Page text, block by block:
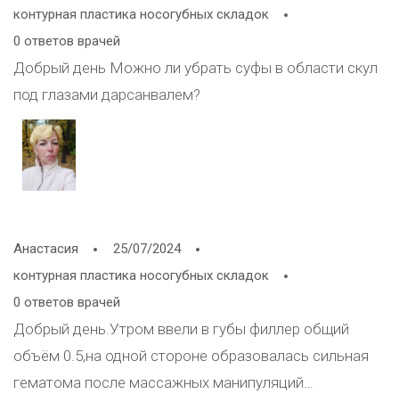
закрыт всё равно видно комок.
контурная пластика носогубных складок
0 ответов врачей
Добрый день Можно ли убрать суфы в области скул
под глазами дарсанвалем?
Анастасия
25/07/2024
контурная пластика носогубных складок
0 ответов врачей
Добрый день.Утром ввели в губы филлер общий
объём 0.5,на одной стороне образовалась сильная
гематома после массажных манипуляций